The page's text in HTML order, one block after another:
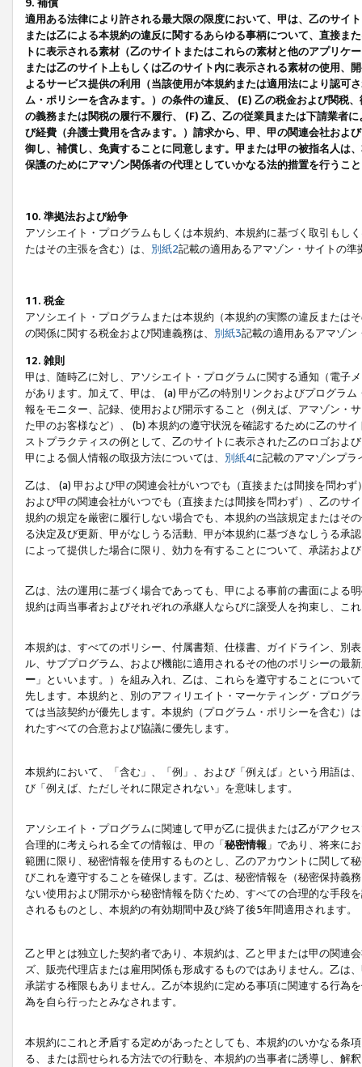
9. 補償
適用ある法律により許される最大限の限度において、甲は、乙のサイ
または乙による本規約の違反に関するあらゆる事柄について、直接ま
トに表示される素材（乙のサイトまたはこれらの素材と他のアプリ
または乙のサイト上もしくは乙のサイト内に表示される素材の使用、
よるサービス提供の利用（当該使用が本規約または適用法により認可
ム・ポリシーを含みます。）の条件の違反、 (E) 乙の税金および関税
の義務または関税の履行不履行、 (F) 乙、乙の従業員または下請業者
び経費（弁護士費用を含みます。）請求から、甲、甲の関連会社およ
御し、補償し、免責することに同意します。甲または甲の被指名人は
保護のためにアマゾン関係者の代理としていかなる法的措置を行うこ
10. 準拠法および紛争
アソシエイト・プログラムもしくは本規約、本規約に基づく取引もし
たはその主張を含む）は、 別紙2記載の適用あるアマゾン・サイトの
11. 税金
アソシエイト・プログラムまたは本規約（本規約の実際の違反または
の関係に関する税金および関連義務は、 別紙3記載の適用あるアマゾン
12. 雑則
甲は、随時乙に対し、アソシエイト・プログラムに関する通知（電子
があります。加えて、甲は、 (a) 甲が乙の特別リンクおよびプログラ
報をモニター、記録、使用および開示すること（例えば、アマゾン・
た甲のお客様など）、 (b) 本規約の遵守状況を確認するために乙のサ
ストプラクティスの例として、乙のサイトに表示された乙のロゴおよ
甲による個人情報の取扱方法については、 別紙4に記載のアマゾンプ
乙は、 (a) 甲および甲の関連会社がいつでも（直接または間接を問わ
および甲の関連会社がいつでも（直接または間接を問わず）、乙のサ
規約の規定を厳密に履行しない場合でも、本規約の当該規定またはそ
る決定及び更新、甲がなしうる活動、甲が本規約に基づきなしうる承
によって提供した場合に限り、効力を有することについて、承諾およ
乙は、法の運用に基づく場合であっても、甲による事前の書面による
規約は両当事者およびそれぞれの承継人ならびに譲受人を拘束し、こ
本規約は、すべてのポリシー、付属書類、仕様書、ガイドライン、別
ル、サブプログラム、および機能に適用されるその他のポリシーの最
ー 」といいます。）を組み入れ、乙は、これらを遵守することにつ
先します。本規約と、別のアフィリエイト・マーケティング・プログ
ては当該契約が優先します。本規約（プログラム・ポリシーを含む）
れたすべての合意および協議に優先します。
本規約において、「含む」、「例」、および「例えば」という用語は
び「例えば、ただしそれに限定されない」を意味します。
アソシエイト・プログラムに関連して甲が乙に提供または乙がアクセ
合理的に考えられる全ての情報は、甲の「秘密情報 」であり、将来に
範囲に限り、秘密情報を使用するものとし、乙のアカウントに関して
びこれを遵守することを確保します。乙は、秘密情報を（秘密保持義
ない使用および開示から秘密情報を防ぐため、すべての合理的な手段
されるものとし、本規約の有効期間中及び終了後5年間適用されます。
乙と甲とは独立した契約者であり、本規約は、乙と甲または甲の関連
ズ、販売代理店または雇用関係も形成するものではありません。乙は
承諾する権限もありません。乙が本規約に定める事項に関連する行為
為を自ら行ったとみなされます。
本規約にこれと矛盾する定めがあったとしても、本規約のいかなる条
る、または罰せられる方法での行動を、本規約の当事者に誘導し、解